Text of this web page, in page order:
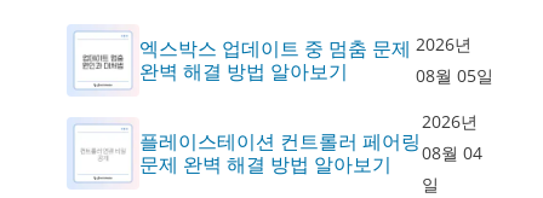
엑스박스 업데이트 중 멈춤 문제
완벽 해결 방법 알아보기
2026년
08월 05일
플레이스테이션 컨트롤러 페어링
문제 완벽 해결 방법 알아보기
2026년
08월 04
일